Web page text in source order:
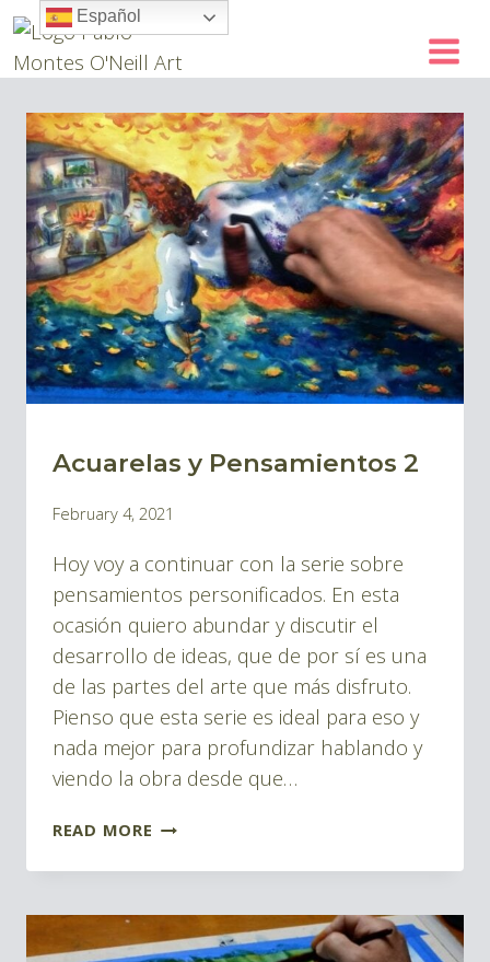
Skip
content
BLOG
BLOG
Acuarelas y Pensamientos 2
By
Montes
February 4, 2021
Hoy voy a continuar con la serie sobre
pensamientos personificados. En esta
ocasión quiero abundar y discutir el
desarrollo de ideas, que de por sí es una
de las partes del arte que más disfruto.
Pienso que esta serie es ideal para eso y
nada mejor para profundizar hablando y
viendo la obra desde que…
READ MORE ACUARELAS
2
Español